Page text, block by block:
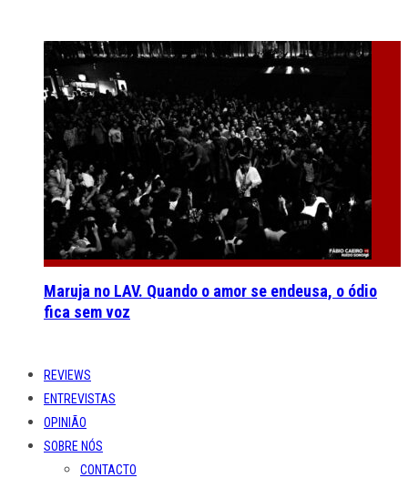
Maruja no LAV. Quando o amor se endeusa, o ódio
fica sem voz
REVIEWS
ENTREVISTAS
OPINIÃO
SOBRE NÓS
CONTACTO